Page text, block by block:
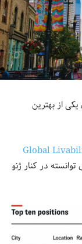
از بهترین
Global
در کنار ژنو